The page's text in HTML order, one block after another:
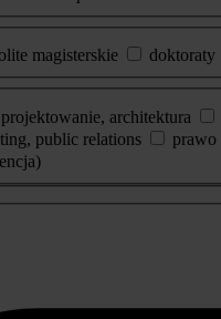
magisterskie doktoraty
architektura
public relations prawo